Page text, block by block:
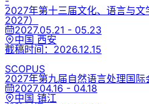
2027年第十三届文化、语言与文
2027）
2027.05.21 - 05.23
中国 西安
截稿时间： 2026.12.15